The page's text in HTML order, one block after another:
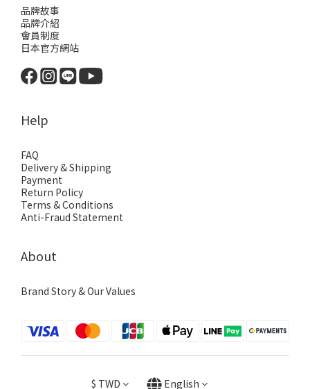
品牌故事
品牌介紹
會員制度
日本官方網站
Help
FAQ
Delivery & Shipping
Payment
Return Policy
Terms & Conditions
Anti-Fraud Statement
About
Brand Story & Our Values
$ TWD English